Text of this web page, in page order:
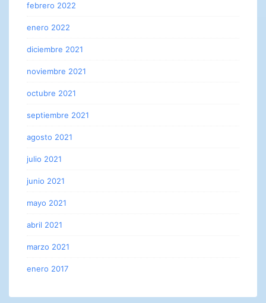
febrero 2022
enero 2022
diciembre 2021
noviembre 2021
octubre 2021
septiembre 2021
agosto 2021
julio 2021
junio 2021
mayo 2021
abril 2021
marzo 2021
enero 2017